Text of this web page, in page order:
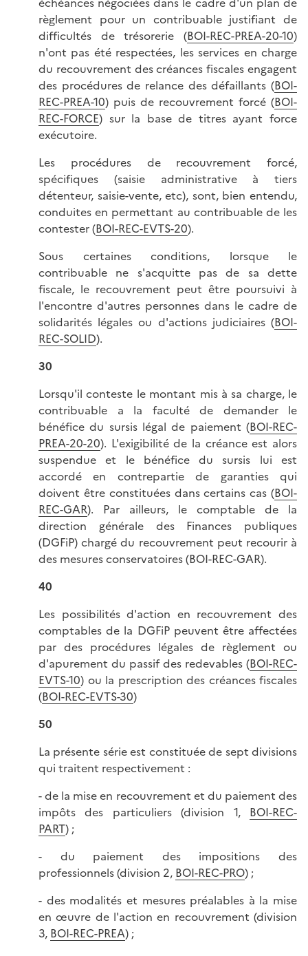
règlement pour un contribuable justifiant de
difficultés de trésorerie (BOI-REC-PREA-20-10)
n'ont pas été respectées, les services en charge
du recouvrement des créances fiscales engagent
des procédures de relance des défaillants (BOI-
REC-PREA-10) puis de recouvrement forcé (BOI-
REC-FORCE) sur la base de titres ayant force
exécutoire.
Les procédures de recouvrement forcé,
spécifiques (saisie administrative à tiers
détenteur, saisie-vente, etc), sont, bien entendu,
conduites en permettant au contribuable de les
contester (BOI-REC-EVTS-20).
Sous certaines conditions, lorsque le
contribuable ne s'acquitte pas de sa dette
fiscale, le recouvrement peut être poursuivi à
l'encontre d'autres personnes dans le cadre de
solidarités légales ou d'actions judiciaires (BOI-
REC-SOLID).
30
Lorsqu'il conteste le montant mis à sa charge, le
contribuable a la faculté de demander le
bénéfice du sursis légal de paiement (BOI-REC-
PREA-20-20). L'exigibilité de la créance est alors
suspendue et le bénéfice du sursis lui est
accordé en contrepartie de garanties qui
doivent être constituées dans certains cas (BOI-
REC-GAR). Par ailleurs, le comptable de la
direction générale des Finances publiques
(DGFiP) chargé du recouvrement peut recourir à
des mesures conservatoires (BOI-REC-GAR).
40
Les possibilités d'action en recouvrement des
comptables de la DGFiP peuvent être affectées
par des procédures légales de règlement ou
d'apurement du passif des redevables (BOI-REC-
EVTS-10) ou la prescription des créances fiscales
(BOI-REC-EVTS-30)
50
La présente série est constituée de sept divisions
qui traitent respectivement :
- de la mise en recouvrement et du paiement des
impôts des particuliers (division 1, BOI-REC-
PART) ;
- du paiement des impositions des
professionnels (division 2, BOI-REC-PRO) ;
- des modalités et mesures préalables à la mise
en œuvre de l'action en recouvrement (division
3, BOI-REC-PREA) ;